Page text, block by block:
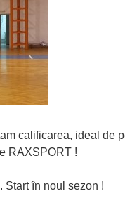
calificarea, ideal de
RAXSPORT !
Start în noul sezon !